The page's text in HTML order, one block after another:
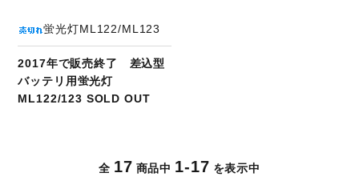
蛍光灯ML122/ML123
2017年で販売終了 差込型
バッテリ用蛍光灯
ML122/123 SOLD OUT
全 17 商品中 1-17 を表示中